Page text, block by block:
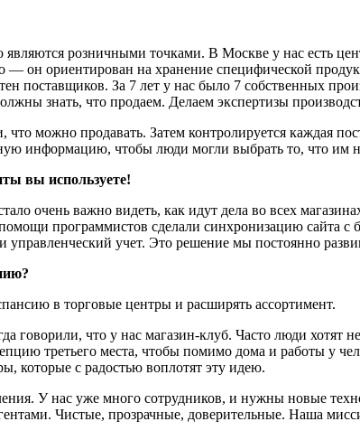
розничными точками. В Москве у нас есть
— он ориентирован на хранение специфической
поставщиков. За 7 лет у нас было 7 собственных
знать, что продаем. Делаем экспертизы
можно продавать. Затем контролируется каждая
информацию, чтобы люди могли выбрать то, что им
вы используете!
очень важно видеть, как идут дела во всех
программистов сделали синхронизацию сайта с
учет. Это решение мы постоянно
в торговые центры и расширять ассортимент.
говорили, что у нас магазин-клуб. Часто люди хотят
третьего места, чтобы помимо дома и работы у
которые с радостью воплотят эту идею.
У нас уже много сотрудников, и нужны новые
Чистые, прозрачные, доверительные. Наша